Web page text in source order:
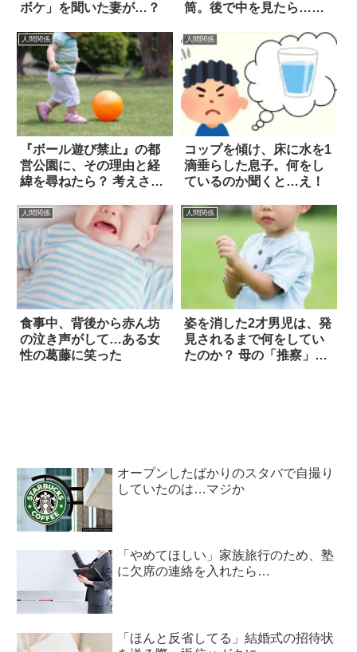
ボケ」を聞いた妻が…？
筒。後で中を見たら…泣
人間関係
『ボール遊び禁止』の都
営公園に、その理由と経
緯を尋ねたら？ 考えさせ
人間関係
コップを傾け、床に水を1
滴垂らした息子。何をし
ているのか聞くと…え！
人間関係
食事中、背後から赤ん坊
の泣き声がして…ある女
性の葛藤に笑った
人間関係
姿を消した2才男児は、発
見されるまで何をしてい
たのか？ 母の「推察」に
オープンしたばかりのスタバで自撮り
していたのは…マジか
「やめてほしい」家族旅行のため、塾
に欠席の連絡を入れたら…
「ほんと反省してる」結婚式の招待状